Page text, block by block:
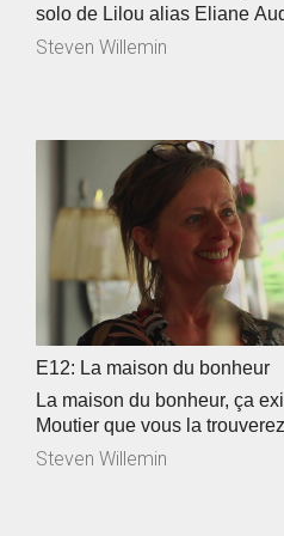
solo de Lilou alias Eliane
qui se trouve derrière les
relevé le défi de partager sa
minutes. Une année ça passe
l’aventure avec Bertrand se
Chaux-de-Fonds, là, où tout
commencé…
Steven Willemin
E12: La maison du bonheur
La maison du bonheur, ça
Moutier que vous la
Gerber s’occupe de ce
Steven Willemin